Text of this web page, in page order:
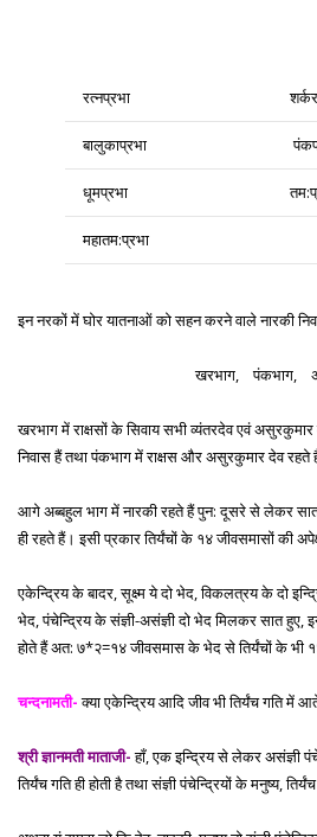
रत्नप्रभा
बालुकाप्रभा
धूमप्रभा
महातम:प्रभा
इन नरकों में घोर यातनाओं को सहन करने वाले नारकी
खरभाग, पंकभाग,
खरभाग में राक्षसों के सिवाय सभी व्यंतरदेव एवं
निवास हैं तथा पंकभाग में राक्षस और असुरकुमार देव रहते
आगे अब्बहुल भाग में नारकी रहते हैं पुन: दूसरे से लेकर
ही रहते हैं। इसी प्रकार तिर्यंचों के १४ जीवसमासों की
एकेन्द्रिय के बादर, सूक्ष्म ये दो भेद, विकलत्रय के दो
भेद, पंचेन्द्रिय के संज्ञी-असंज्ञी दो भेद मिलकर सात हुए, इन
होते हैं अत: ७*२=१४ जीवसमास के भेद से तिर्यंचों के भी
चन्दनामती-क्या एकेन्द्रिय आदि जीव भी तिर्यंच गति में
श्री ज्ञानमती माताजी-हाँ, एक इन्द्रिय से लेकर असंज्ञी
तिर्यंच गति ही होती है तथा संज्ञी पंचेन्द्रियों के मनुष्य,